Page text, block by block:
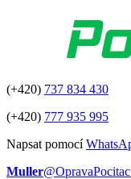
(+420) 737 834 430
(+420) 777 935 995
Napsat pomocí
Muller